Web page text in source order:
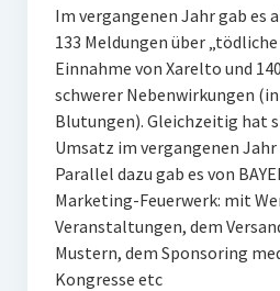
Im vergangenen Jahr gab es
133 Meldungen über
Einnahme von Xarelto und
schwerer Nebenwirkungen
Blutungen). Gleichzeitig hat
Umsatz im vergangenen
Parallel dazu gab es von
Marketing-Feuerwerk: mit
Veranstaltungen, dem
Mustern, dem Sponsoring
Kongresse etc